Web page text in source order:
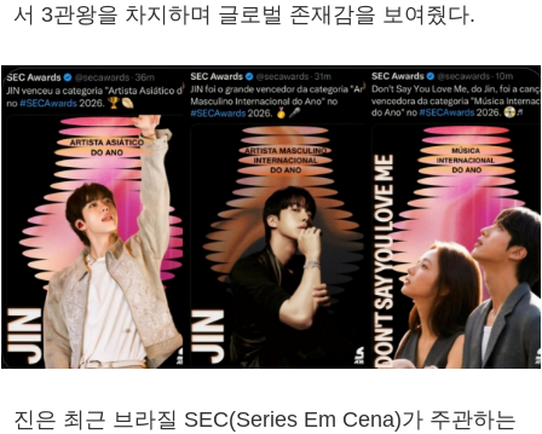
서 3관왕을 차지하며 글로벌 존재감을 보여줬다.
진은 최근 브라질 SEC(Series Em Cena)가 주관하는